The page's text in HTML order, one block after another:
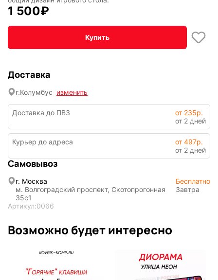
1 500₽
Купить
Доставка
г.Колумбус изменить
Доставка до ПВЗ
от 235р.
от 2 дней
Курьер до адреса
от 497р.
от 2 дней
Самовывоз
г. Москва
м. Волгоградский проспект, Скотопрогонная
35с1
Бесплатно
Завтра
Артикул:0066
Возможно будет интересно
года
Горячие
клавиши
Мария
Карташева
ковра